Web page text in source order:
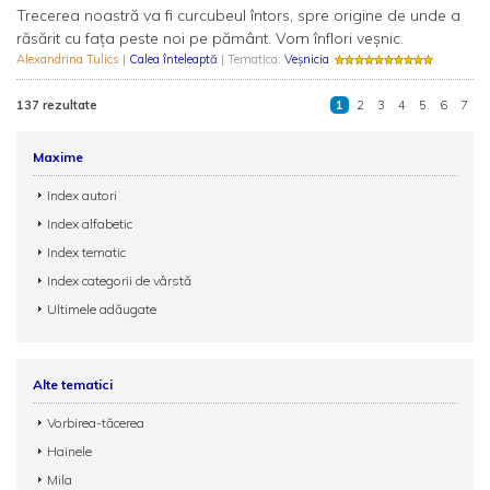
Trecerea noastră va fi curcubeul întors, spre origine de unde a
răsărit cu fața peste noi pe pământ. Vom înflori veșnic.
Alexandrina Tulics | Calea înteleaptă | Tematica: Veșnicia
137 rezultate 1 2 3 4 5 6 7
Maxime
Index autori
Index alfabetic
Index tematic
Index categorii de vârstă
Ultimele adăugate
Alte tematici
Vorbirea-tăcerea
Hainele
Mila